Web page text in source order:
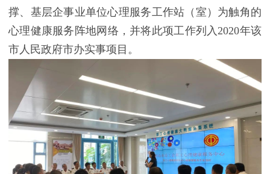
撑、基层企事业单位心理服务工作站（室）为触角的
心理健康服务阵地网络，并将此项工作列入2020年该
市人民政府市办实事项目。